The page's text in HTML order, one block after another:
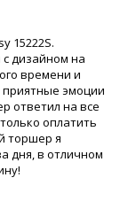
15222S.
дизайном на
времени и
приятные эмоции
ответил на все
оплатить
торшер я
дня, в отличном